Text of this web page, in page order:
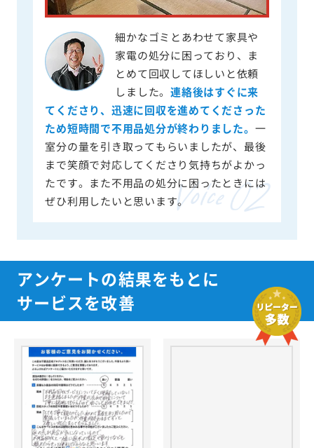
細かなゴミとあわせて家具や
家電の処分に困っており、ま
とめて回収してほしいと依頼
しました。連絡後はすぐに来
てくださり、迅速に回収を進めてくださった
ため短時間で不用品処分が終わりました。 一
室分の量を引き取ってもらいましたが、最後
まで笑顔で対応してくださり気持ちがよかっ
たです。また不用品の処分に困ったときには
ぜひ利用したいと思います。
アンケートの結果をもとに
サービスを改善